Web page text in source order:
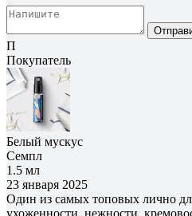
П
Покупатель
Белый мускус
Семпл
1.5 мл
23 января 2025
Один из самых топовых лично
ухоженности, нежности,